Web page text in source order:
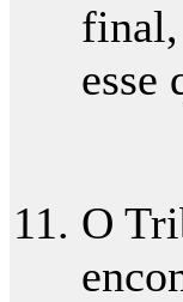
final,
esse
O